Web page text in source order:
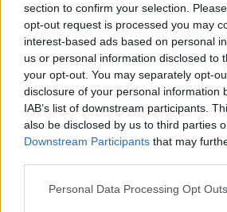
section to confirm your selection.
opt-out request is processed you may
interest-based ads based on personal
us or personal information disclosed to
your opt-out. You may separately opt-
disclosure of your personal information
IAB’s list of downstream participants.
also be disclosed by us to third parties
Downstream Participants that may
Personal Data Processing Opt Outs
αντιδραστικό νόμο για τα
παλλαϊκή καταδίκη του
των Τεμπών-επιλέγει τη
της βεβιασμένης επιβολής
πλήρους απαξίωσης των
οργάνων και απεργιακών
Επιβεβαιώνει καθημερινά την
προσήλωσή της στον κεντρικό
είναι ο αφοπλισμός του λαού